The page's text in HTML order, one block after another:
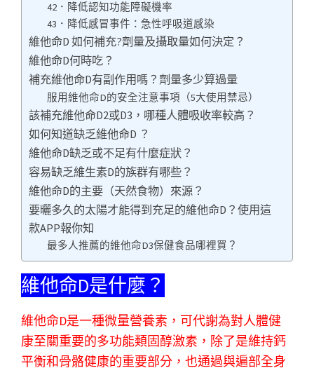
42．降低認知功能障礙機率
43．降低感冒事件：急性呼吸道感染
維他命D 如何補充?劑量及攝取量如何決定？
維他命D何時吃？
補充維他命D有副作用嗎？劑量多少算過量
服用維他命D的安全注意事項（5大使用禁忌）
該補充維他命D2或D3，哪種人體吸收率較高？
如何知道缺乏維他命D ？
維他命D缺乏或不足有什麼症狀？
容易缺乏維生素D的族群有哪些？
維他命D的主要（天然食物）來源？
要曬多久的太陽才能得到充足的維他命D？使用這
款APP報你知
最多人推薦的維他命D3保健食品哪裡買？
維他命D是什麼？
維他命D是一種微量營養素，可代謝為對人體健
康至關重要的多功能類固醇激素，除了是維持鈣
平衡和骨骼健康的重要部分，也通過與遍部全身